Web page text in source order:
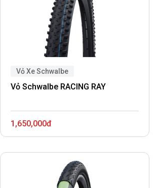
Vỏ Xe Schwalbe
Vỏ Schwalbe RACING RAY
1,650,000đ